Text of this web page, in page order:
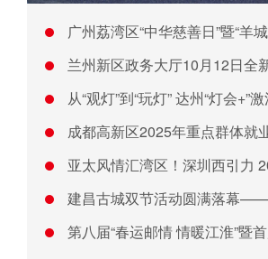
广州荔湾区“中华慈善日”暨“羊
从“观灯”到“玩灯” 达州“灯会+”